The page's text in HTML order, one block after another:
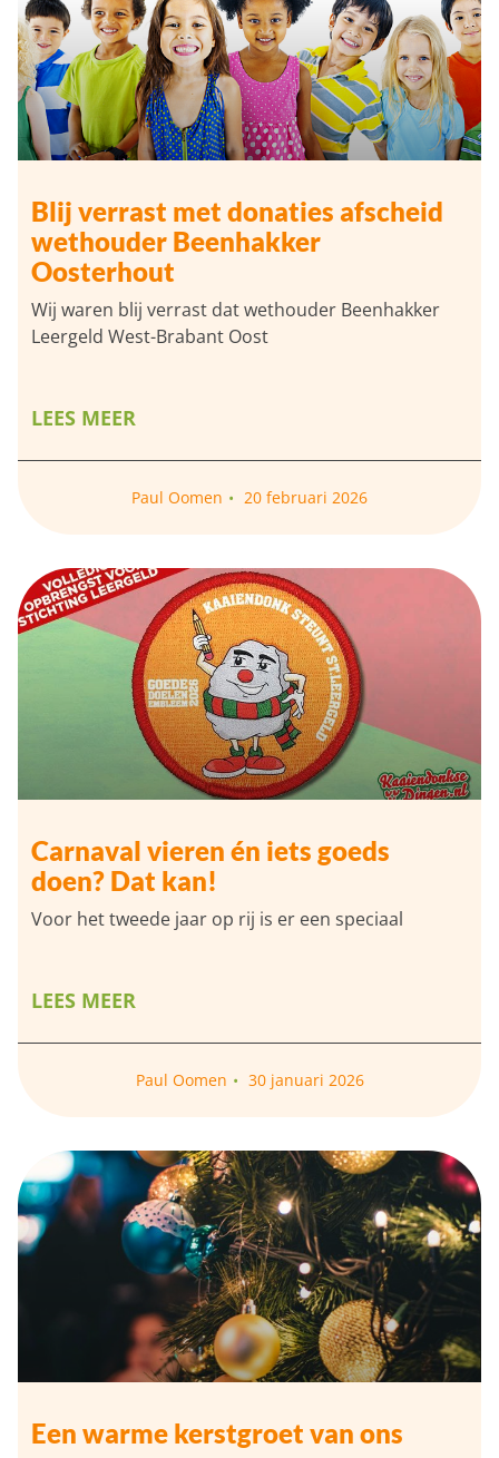
Blij verrast met donaties afscheid
wethouder Beenhakker
Oosterhout
Wij waren blij verrast dat wethouder Beenhakker
Leergeld West-Brabant Oost
LEES MEER
Paul Oomen 20 februari 2026
Carnaval vieren én iets goeds
doen? Dat kan!
Voor het tweede jaar op rij is er een speciaal
LEES MEER
Paul Oomen 30 januari 2026
Een warme kerstgroet van ons